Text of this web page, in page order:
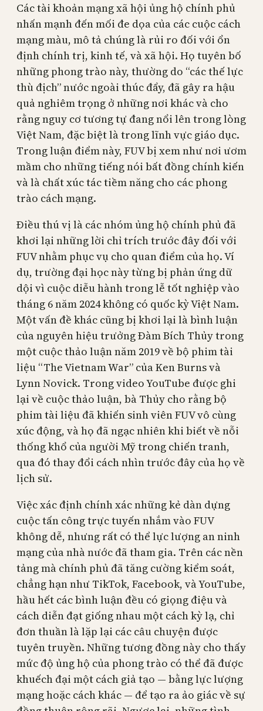
Các tài khoản mạng xã hội ủng hộ chính phủ
nhấn mạnh đến mối đe dọa của các cuộc cách
mạng màu, mô tả chúng là rủi ro đối với ổn
định chính trị, kinh tế, và xã hội. Họ tuyên bố
những phong trào này, thường do “các thế lực
thù địch” nước ngoài thúc đẩy, đã gây ra hậu
quả nghiêm trọng ở những nơi khác và cho
rằng nguy cơ tương tự đang nổi lên trong lòng
Việt Nam, đặc biệt là trong lĩnh vực giáo dục.
Trong luận điểm này, FUV bị xem như nơi ươm
mầm cho những tiếng nói bất đồng chính kiến ​​
và là chất xúc tác tiềm năng cho các phong
trào cách mạng.
Điều thú vị là các nhóm ủng hộ chính phủ đã
khơi lại những lời chỉ trích trước đây đối với
FUV nhằm phục vụ cho quan điểm của họ. Ví
dụ, trường đại học này từng bị phản ứng dữ
dội vì cuộc diễu hành trong lễ tốt nghiệp vào
tháng 6 năm 2024 không có quốc kỳ Việt Nam.
Một vấn đề khác cũng bị khơi lại là bình luận
của nguyên hiệu trưởng Đàm Bích Thủy trong
một cuộc thảo luận năm 2019 về bộ phim tài
liệu “The Vietnam War” của Ken Burns và
Lynn Novick. Trong video YouTube được ghi
lại về cuộc thảo luận, bà Thủy cho rằng bộ
phim tài liệu đã khiến sinh viên FUV vô cùng
xúc động, và họ đã ngạc nhiên khi biết về nỗi
thống khổ của người Mỹ trong chiến tranh,
qua đó thay đổi cách nhìn trước đây của họ về
lịch sử.
Việc xác định chính xác những kẻ dàn dựng
cuộc tấn công trực tuyến nhắm vào FUV
không dễ, nhưng rất có thể lực lượng an ninh
mạng của nhà nước đã tham gia. Trên các nền
tảng mà chính phủ đã tăng cường kiểm soát,
chẳng hạn như TikTok, Facebook, và YouTube,
hầu hết các bình luận đều có giọng điệu và
cách diễn đạt giống nhau một cách kỳ lạ, chỉ
đơn thuần là lặp lại các câu chuyện được
tuyên truyền. Những tương đồng này cho thấy
mức độ ủng hộ của phong trào có thể đã được
khuếch đại một cách giả tạo — bằng lực lượng
mạng hoặc cách khác — để tạo ra ảo giác về sự